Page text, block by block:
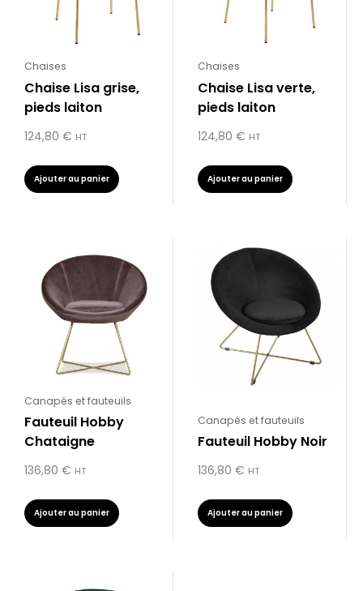
Chaises
Chaise Lisa grise,
pieds laiton
124,80 € HT
Ajouter au panier
Chaises
Chaise Lisa verte,
pieds laiton
124,80 € HT
Ajouter au panier
Canapés et fauteuils
Fauteuil Hobby
Chataigne
136,80 € HT
Ajouter au panier
Canapés et fauteuils
Fauteuil Hobby Noir
136,80 € HT
Ajouter au panier